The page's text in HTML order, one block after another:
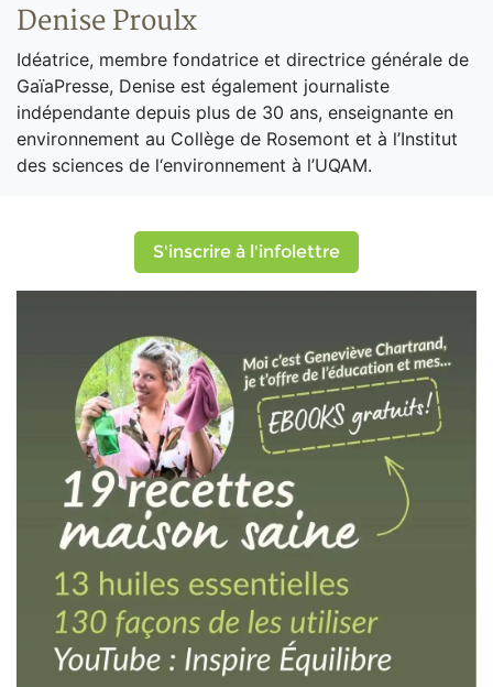
Denise Proulx
Idéatrice, membre fondatrice et directrice générale de
GaïaPresse, Denise est également journaliste
indépendante depuis plus de 30 ans, enseignante en
environnement au Collège de Rosemont et à l’Institut
des sciences de l‘environnement à l’UQAM.
S'inscrire à l'infolettre